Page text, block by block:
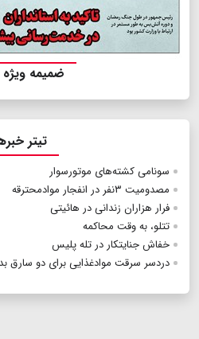
ضمیمه ویژه
تیتر
سونامی کشته‌های موتورسوار
مصدومیت ۳نفر در انفجار موادمحترقه
فرار هزاران زندانی در هائیتی
تتلو، به وقت محاکمه
خفاش جنایتکار در تله پلیس
دردسر سرقت موادغذایی برای دو سارق